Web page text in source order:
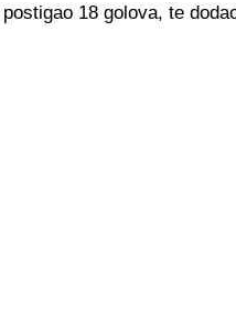
18 golova, te